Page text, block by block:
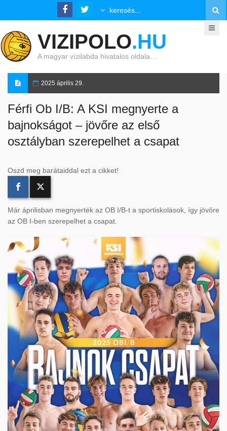
VIZIPOLO.HU
A magyar vízilabda hivatalos oldala…
2025 április 29.
Férfi Ob I/B: A KSI megnyerte a
bajnokságot – jövőre az első
osztályban szerepelhet a csapat
Oszd meg barátaiddal ezt a cikket!
Már áprilisban megnyerték az OB I/B-t a sportiskolások, így jövőre
az OB I-ben szerepelhet a csapat.